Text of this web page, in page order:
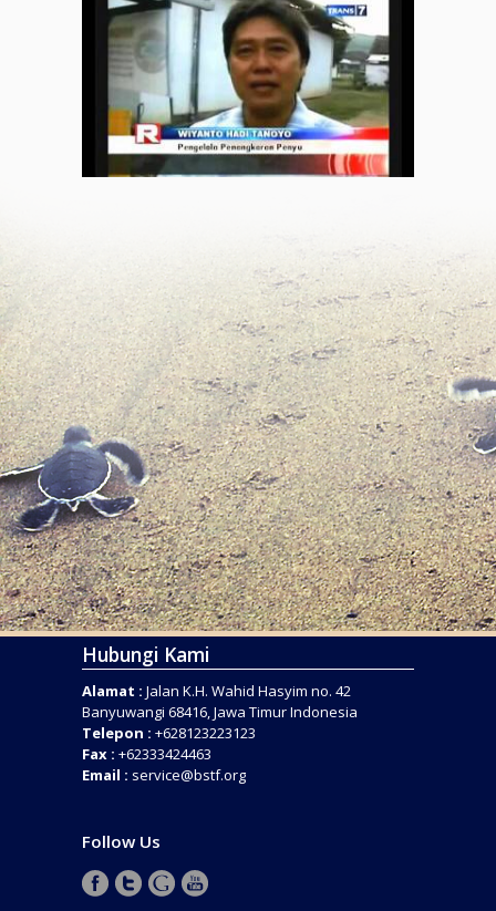
Hubungi Kami
Alamat : Jalan K.H. Wahid Hasyim no. 42
Banyuwangi 68416, Jawa Timur Indonesia
Telepon : +628123223123
Fax : +62333424463
Email : service@bstf.org
Follow Us